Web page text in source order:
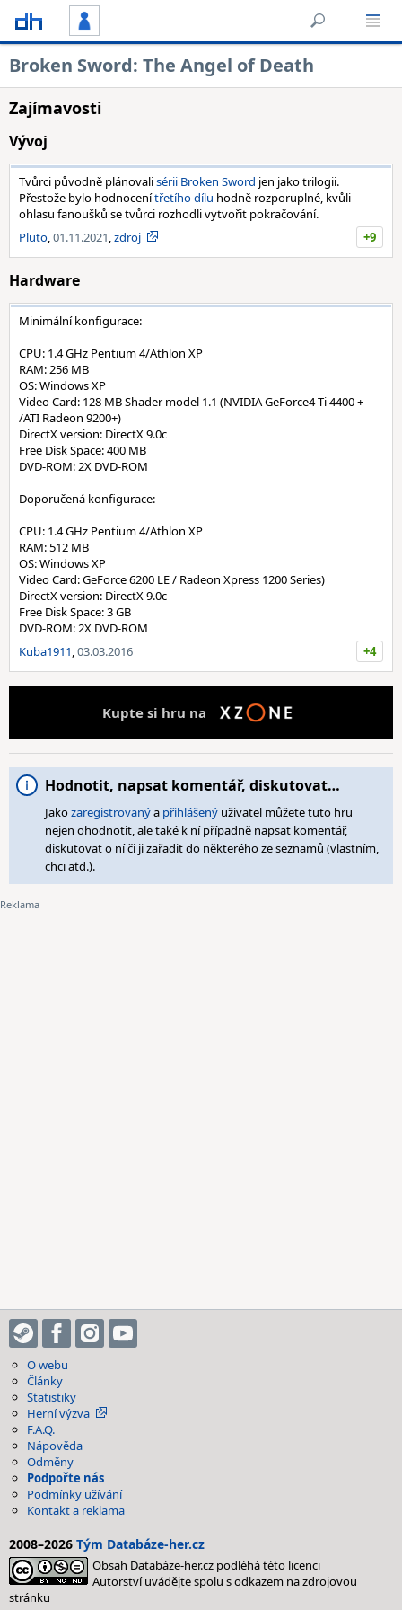
Broken Sword: The Angel of Death
Zajímavosti
Vývoj
Tvůrci původně plánovalisérii Broken Sword jen jako trilogii.
Přestože bylo hodnocenítřetího dílu hodně rozporuplné, kvůli
ohlasu fanoušků se tvůrci rozhodli vytvořit pokračování.
Pluto,01.11.2021,zdroj +9
Hardware
Minimální konfigurace:
CPU: 1.4 GHz Pentium 4/Athlon XP
RAM: 256 MB
OS: Windows XP
Video Card: 128 MB Shader model 1.1 (NVIDIA GeForce4 Ti 4400 +
/ATI Radeon 9200+)
DirectX version: DirectX 9.0c
Free Disk Space: 400 MB
DVD-ROM: 2X DVD-ROM
Doporučená konfigurace:
CPU: 1.4 GHz Pentium 4/Athlon XP
RAM: 512 MB
OS: Windows XP
Video Card: GeForce 6200 LE / Radeon Xpress 1200 Series)
DirectX version: DirectX 9.0c
Free Disk Space: 3 GB
DVD-ROM: 2X DVD-ROM
Kuba1911,03.03.2016 +4
Kupte si hru na
Hodnotit, napsat komentář, diskutovat…
Jakozaregistrovanýa přihlášený uživatel můžete tuto hru
nejen ohodnotit, ale také k ní případně napsat komentář,
diskutovat o ní či ji zařadit do některého ze seznamů (vlastním,
chci atd.).
O webu
Články
Statistiky
Herní výzva
F.A.Q.
Nápověda
Odměny
Podpořte nás
Podmínky užívání
Kontakt a reklama
2008–2026 Tým Databáze-her.cz
Obsah Databáze-her.cz podléhá této licenci
Autorství uvádějte spolu s odkazem na zdrojovou
stránku